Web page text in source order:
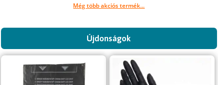
Még több akciós termék...
Újdonságok